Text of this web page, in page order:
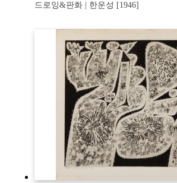
드로잉&판화 | 한운성 [1946]